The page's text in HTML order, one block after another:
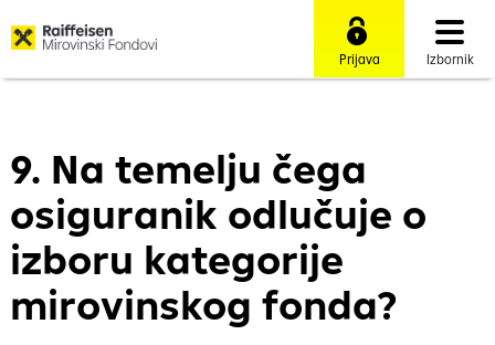
Izbornik
Prijava
9. Na temelju čega
osiguranik odlučuje o
izboru kategorije
mirovinskog fonda?